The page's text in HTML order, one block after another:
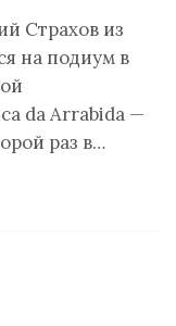
Страхов из
на подиум в
da Arrabida —
раз в…